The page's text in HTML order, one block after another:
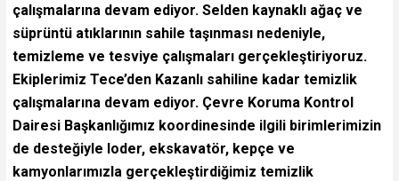
çalışmalarına devam ediyor. Selden kaynaklı ağaç ve
süprüntü atıklarının sahile taşınması nedeniyle,
temizleme ve tesviye çalışmaları gerçekleştiriyoruz.
Ekiplerimiz Tece’den Kazanlı sahiline kadar temizlik
çalışmalarına devam ediyor. Çevre Koruma Kontrol
Dairesi Başkanlığımız koordinesinde ilgili birimlerimizin
de desteğiyle loder, ekskavatör, kepçe ve
kamyonlarımızla gerçekleştirdiğimiz temizlik